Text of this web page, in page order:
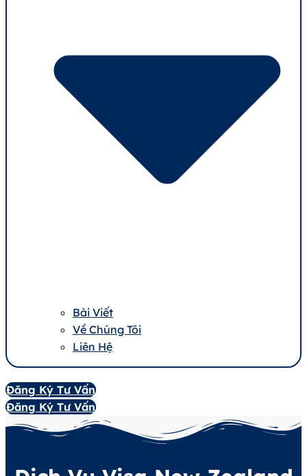
Bài Viết
Về Chúng Tôi
Liên Hệ
Đăng Ký Tư Vấn
Đăng Ký Tư Vấn